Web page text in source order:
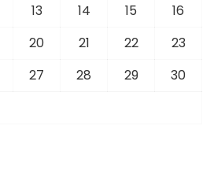
13 14 15
16
20 21 22
23
27 28 29
30